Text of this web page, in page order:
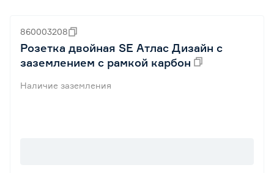
860003208
Розетка двойная SE Атлас Дизайн с
заземлением с рамкой карбон
Наличие заземления